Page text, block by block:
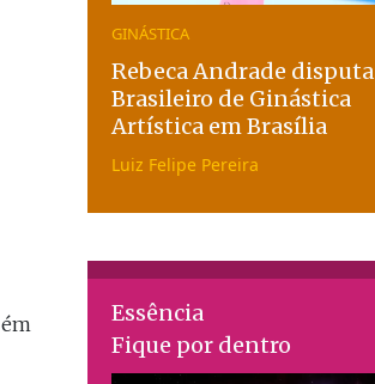
GINÁSTICA
Rebeca Andrade disputa
Brasileiro de Ginástica
Artística em Brasília
Luiz Felipe Pereira
Essência
Fique por dentro